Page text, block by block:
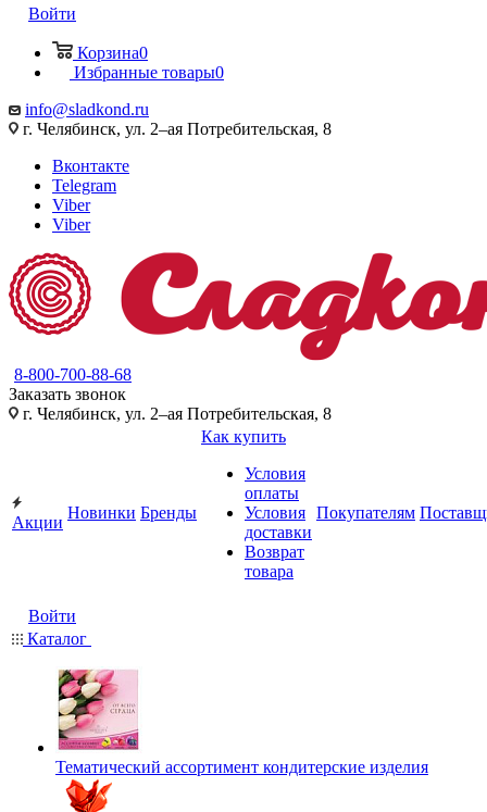
Войти
Корзина0
Избранные товары0
info@sladkond.ru
г. Челябинск, ул. 2–ая Потребительская, 8
Вконтакте
Telegram
Viber
Viber
8-800-700-88-68
Заказать звонок
г. Челябинск, ул. 2–ая Потребительская, 8
Акции
Новинки Бренды
Как купить
Условия
оплаты
Условия
доставки
Возврат
товара
Покупателям
Войти
Каталог
Тематический ассортимент кондитерские изделия